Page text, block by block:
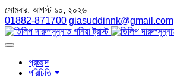
সোমবার, আগস্ট ১০, ২০২৬
01882-871700 giasuddinnk@gmail.com
প্রচ্ছদ
পরিচিতি